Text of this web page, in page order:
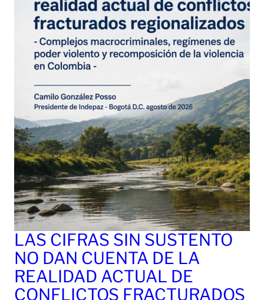
LAS CIFRAS SIN SUSTENTO
NO DAN CUENTA DE LA
REALIDAD ACTUAL DE
CONFLICTOS FRACTURADOS